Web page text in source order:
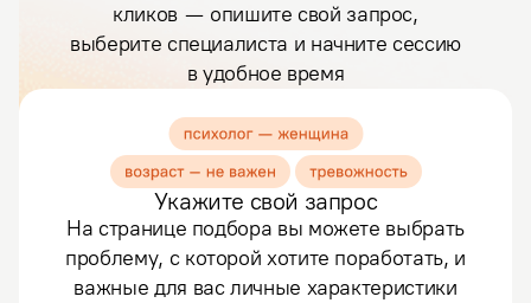
кликов — опишите свой запрос,
выберите специалиста и начните сессию
в удобное время
Укажите свой запрос
На странице подбора вы можете выбрать
проблему, с которой хотите поработать, и
важные для вас личные характеристики